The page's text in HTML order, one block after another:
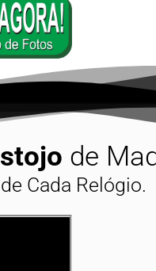
de
Cada Relógio.